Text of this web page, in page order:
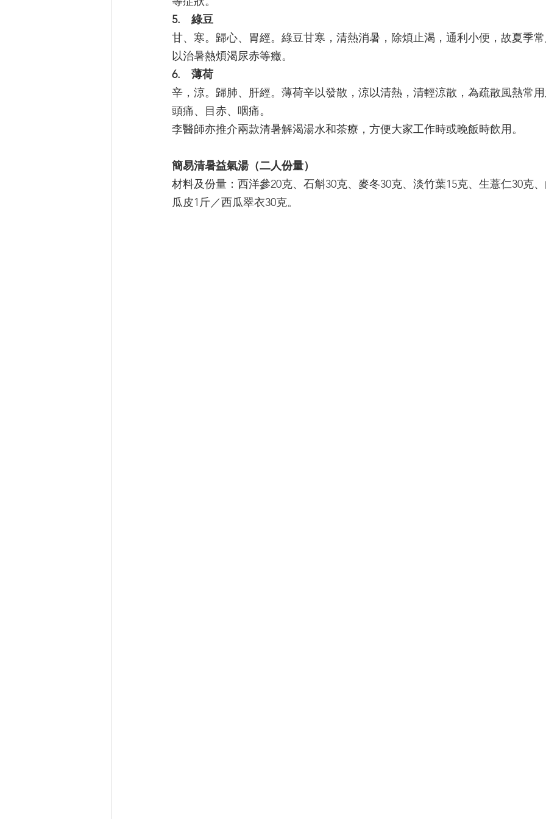
5.　綠豆
甘、寒。歸心、胃經。綠豆甘寒，清熱消暑，除煩止渴，通利小便，故夏季
以治暑熱煩渴尿赤等癥。
6.　薄荷
辛，涼。歸肺、肝經。薄荷辛以發散，涼以清熱，清輕涼散，為疏散風熱常
頭痛、目赤、咽痛。
李醫師亦推介兩款清暑解渴湯水和茶療，方便大家工作時或晚飯時飲用。
簡易清暑益氣湯（二人份量）
材料及份量：西洋參20克、石斛30克、麥冬30克、淡竹葉15克、生薏仁30克
瓜皮1斤／西瓜翠衣30克。